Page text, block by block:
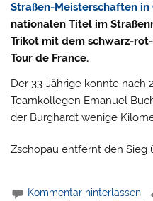
Straßen-Meisterschaften in
nationalen Titel im
Trikot mit dem schwarz-
Tour de France.
Der 33-Jährige konnte nach
Teamkollegen Emanuel
der Burghardt wenige
Zschopau entfernt den Sieg
Kommentar hinterlassen